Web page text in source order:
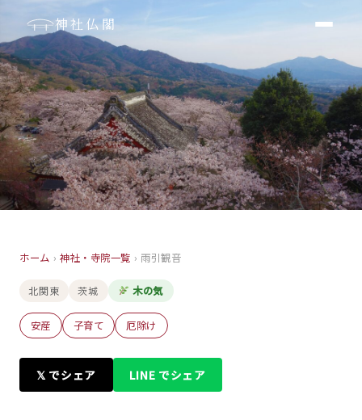
神社仏閣
雨引観音
茨城
ホーム › 神社・寺院一覧 › 雨引観音
北関東 茨城 木の気
安産 子育て 厄除け
𝕏 でシェア LINE でシェア